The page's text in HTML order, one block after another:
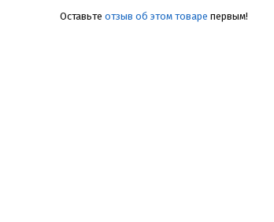
Оставьте отзыв об этом товаре первым!